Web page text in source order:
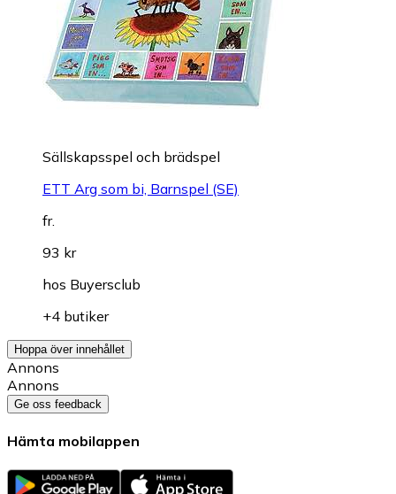
Sällskapsspel och brädspel
ETT Arg som bi, Barnspel (SE)
fr.
93 kr
hos Buyersclub
+4 butiker
Hoppa över innehållet
Annons
Annons
Ge oss feedback
Hämta mobilappen